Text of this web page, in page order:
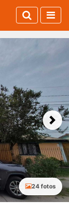
Next
24 fotos